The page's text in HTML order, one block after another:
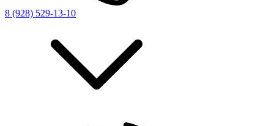
8 (928) 529-13-10